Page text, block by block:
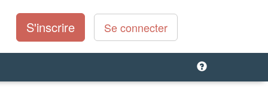
S'inscrire Se connecter